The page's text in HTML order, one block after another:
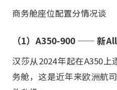
商务舱座位配置分情况谈
（1）A350-900 —— 新
汉莎从2024年起在A350
务舱，这是近年来欧洲航